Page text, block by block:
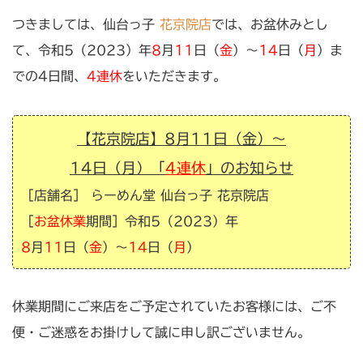
つきましては、仙台っ子 花京院店では、お盆休みとし
て、令和5（2023）年8月 11 日（金）〜14 日（ 月 ）
ま
での4日間、 4連休をいただきます。
【花京院店】8月11日（金）〜
14日（月）「 4連休 」のお知らせ
［店舗名］ らーめん堂 仙台っ子 花京院店
お盆休業期間］令和5（2023）年
8月 11 日（金）〜14 日（ 月 ）
休業期間にご来店をご予定されていたお客様には、ご不
便・ご迷惑をお掛けして誠に申し訳ございません。